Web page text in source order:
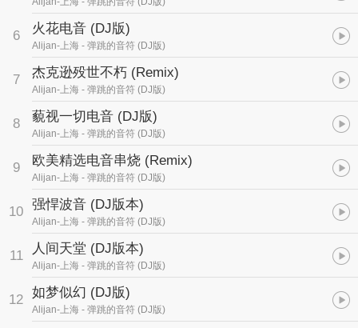
6 火花电音 (DJ版)
Alijan-上海 - 弹跳的音符 (DJ版)
7 杰克逊殁世不朽 (Remix)
Alijan-上海 - 弹跳的音符 (DJ版)
8 藐视一切电音 (DJ版)
Alijan-上海 - 弹跳的音符 (DJ版)
9 欧美精选电音串烧 (Remix)
Alijan-上海 - 弹跳的音符 (DJ版)
10 强悍波音 (DJ版本)
Alijan-上海 - 弹跳的音符 (DJ版)
11 人间天堂 (DJ版本)
Alijan-上海 - 弹跳的音符 (DJ版)
12 如梦似幻 (DJ版)
Alijan-上海 - 弹跳的音符 (DJ版)